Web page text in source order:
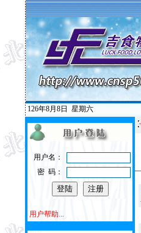
126年8月8日 星期六
用户名：
密 码：
用户帮助...